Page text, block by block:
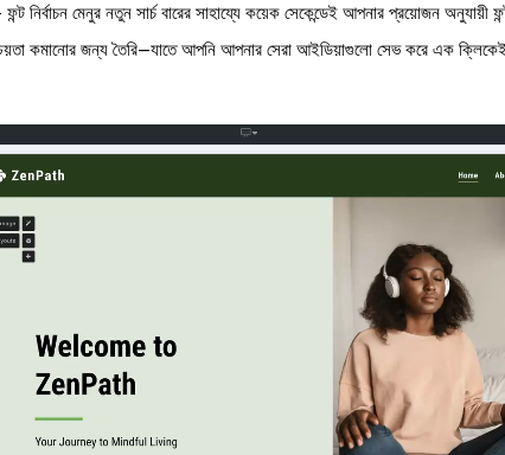
ফন্ট নির্বাচন মেনুর নতুন সার্চ বারের সাহায্যে কয়েক সেকেন্ডেই আপনার প্রয়োজন অনুযায়ী
কমানোর জন্য তৈরি—যাতে আপনি আপনার সেরা আইডিয়াগুলো সেভ করে এক